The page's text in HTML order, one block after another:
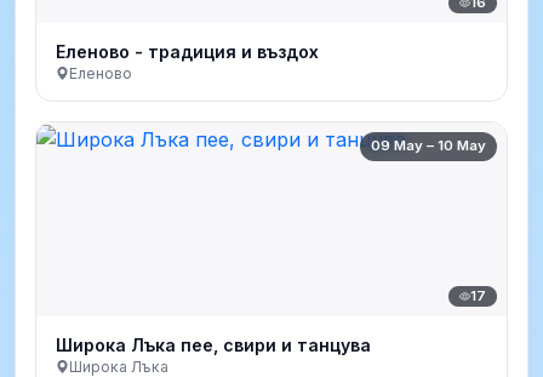
Еленово - традиция и въздох
Еленово
09 May – 10 May
17
Широка Лъка пее, свири и танцува
Широка Лъка